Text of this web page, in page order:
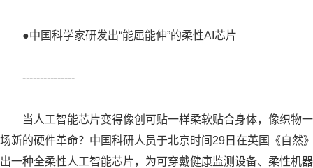
●中国科学家研发出“能屈能伸”的柔性AI芯片
---------------
当人工智能芯片变得像创可贴一样柔软贴合身体，像织物
场新的硬件革命？中国科研人员于北京时间29日在英国《自然
出一种全柔性人工智能芯片，为可穿戴健康监测设备、柔性机